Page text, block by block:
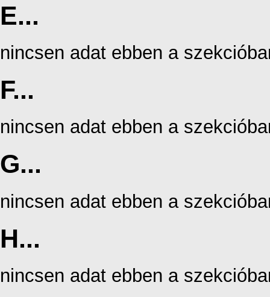
E...
nincsen adat ebben a
F...
nincsen adat ebben a
G...
nincsen adat ebben a
H...
nincsen adat ebben a